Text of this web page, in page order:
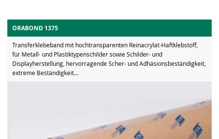
ORABOND 1375
Transferklebeband mit hochtransparenten Reinacrylat-Haftklebstoff,
für Metall- und Plastiktypenschilder sowie Schilder- und
Displayherstellung, hervorragende Scher- und Adhäsionsbeständigkeit,
extreme Beständigkeit...